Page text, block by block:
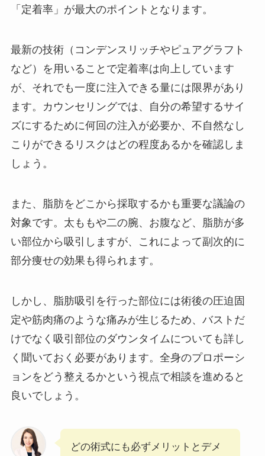
「定着率」が最大のポイントとなります。
最新の技術（コンデンスリッチやピュアグラフト
など）を用いることで定着率は向上しています
が、それでも一度に注入できる量には限界があり
ます。カウンセリングでは、自分の希望するサイ
ズにするために何回の注入が必要か、不自然なし
こりができるリスクはどの程度あるかを確認しま
しょう。
また、脂肪をどこから採取するかも重要な議論の
対象です。太ももや二の腕、お腹など、脂肪が多
い部位から吸引しますが、これによって副次的に
部分痩せの効果も得られます。
しかし、脂肪吸引を行った部位には術後の圧迫固
定や筋肉痛のような痛みが生じるため、バストだ
けでなく吸引部位のダウンタイムについても詳し
く聞いておく必要があります。全身のプロポーシ
ョンをどう整えるかという視点で相談を進めると
良いでしょう。
どの術式にも必ずメリットとデメ